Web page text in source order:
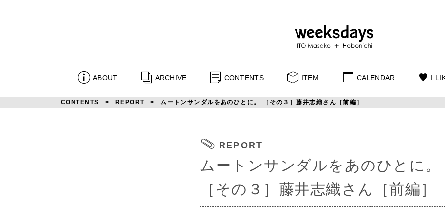
ABOUT ARCHIVE CONTENTS ITEM CALENDAR I
CONTENTS REPORT ムートンサンダルをあのひとに。 ［その３］藤井志織さん［前編］
REPORT
ムートンサンダルをあのひとに。
［その３］藤井志織さん［前編］